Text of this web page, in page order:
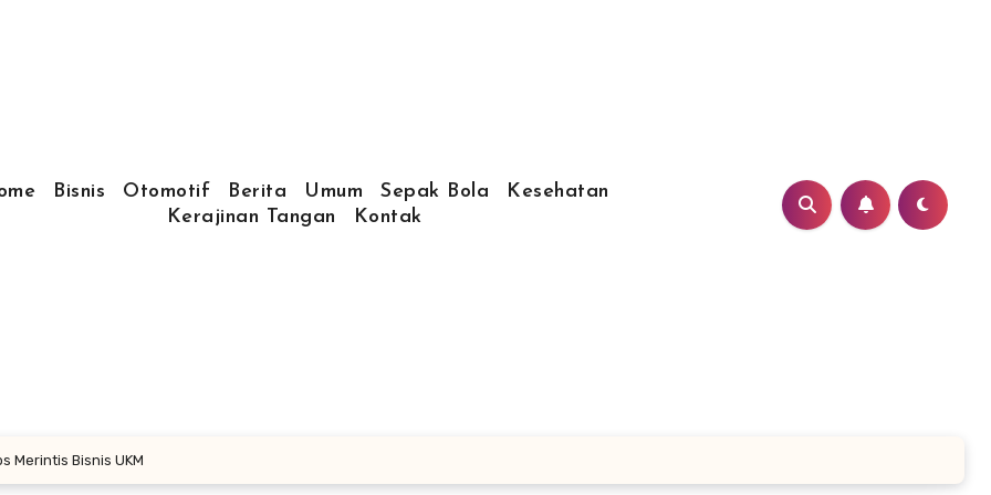
Bisnis Otomotif Berita Umum Sepak Bola
Kesehatan
Kerajinan Tangan
Kontak
Merintis Bisnis UKM